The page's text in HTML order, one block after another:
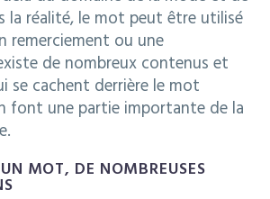
la réalité, le mot peut être utilisé
remerciement ou une
de nombreux contenus et
se cachent derrière le mot
font une partie importante de la
MOT, DE NOMBREUSES